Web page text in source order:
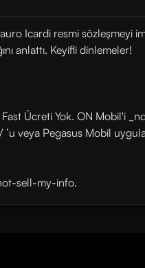
Icardi resmi sözleşmeyi
anlattı. Keyifli dinlemeler!
Ücreti Yok. ON Mobil'i
veya Pegasus Mobil
sell-my-info.